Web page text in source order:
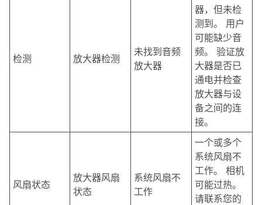
检测 放大器检测
未找到音频
放大器
器，但未检
测到。 用户
可能缺少音
频。 验证放
大器是否已
通电并检查
放大器与设
备之间的连
接。
风扇状态
放大器风扇
状态
系统风扇不
工作
一个或多个
系统风扇不
工作。 相机
可能过热。
请联系您的